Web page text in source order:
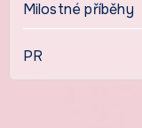
Milostné příběhy
PR